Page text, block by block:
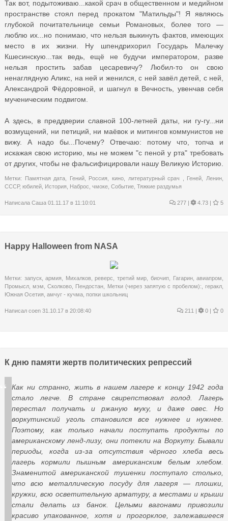
Так вот, подытоживаю...какой срач в общественном и медийном
пространстве стоял перед прокатом "Матильды"! Я являюсь
глубокой почитательнице семьи Романовых, более того —
люблю их...но понимаю, что нельзя выкинуть фактов, имеющих
место в их жизни. Ну шпендрихорил Государь Малечку
Кшесинскую...так ведь, ещё не будучи императором, разве
нельзя простить забав цесаревичу? Любил-то он свою
ненаглядную Аликс, на ней и женился, с ней завёл детей, с ней,
Александрой Фёдоровной, и шагнул в Вечность, увенчав себя
мученическим подвигом.
А здесь, в преддверии славной 100-летней даты, ни гу-гу...ни
возмущений, ни петиций, ни маёвок и митингов коммунистов не
вижу. А надо бы...Почему? Отвечаю: потому что, топча и
искажая свою историю, мы не можем "с пеной у рта" требовать
от других, чтобы не фальсифицировали нашу Великую Историю.
Метки: Памятная дата Гений, Россия ,кино литературный срач Геней Ленин
СССР, юбилей История Наброс чмоке Событие Тяжкие раздумья
Написала Саша 01.11.17 в 11:10:01 277 | 4.73 | 5
Happy Halloween from NASA
Метки: запуск,армия Михалков,реверс третий мир биочип Гагарин,авиапром
Промысл ,мэм ,Сколково Пендостан Метки (через запятую с пробелом): ,геракл
Южная Осетия амчуг - кучма попки школьниц
Написал coen 31.10.17 в 20:08:40 211 | 0 | 0
К дню памяти жертв политических репрессий
Как ни странно, жить в нашем лагере к концу 1942 года
стало легче. В стране свирепствовал голод. Лагерь
перестал получать и ржаную муку, и даже овес. Но
воркутинский уголь становился все нужнее и нужнее.
Поэтому, как только начали поступать продукты по
американскому ленд-лизу, они потекли на Воркуту. Бывали
периоды, когда из-за отсутствия чёрного хлеба весь
лагерь кормили пышным американским белым хлебом.
Знаменитой американской тушенки поступало столько,
что всю металлическую посуду для лагеря — плошки,
кружки, всю осветительную арматуру, а местами и крыши
стали делать из банок. Целыми вагонами привозили
красиво упакованное, хотя и прогорклое, залежавшееся